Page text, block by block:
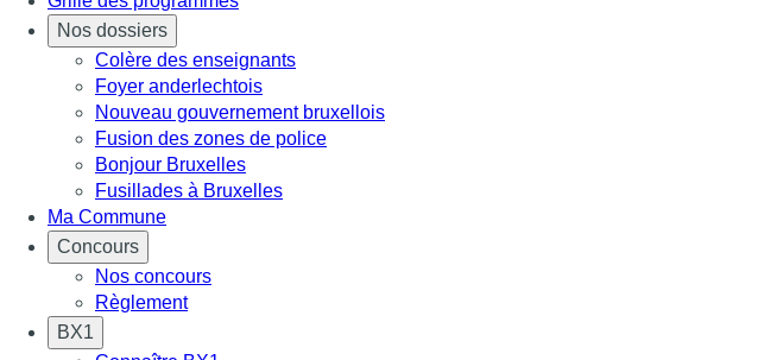
Nos dossiers
Colère des enseignants
Foyer anderlechtois
Nouveau gouvernement bruxellois
Fusion des zones de police
Bonjour Bruxelles
Fusillades à Bruxelles
Ma Commune
Concours
Nos concours
Règlement
BX1